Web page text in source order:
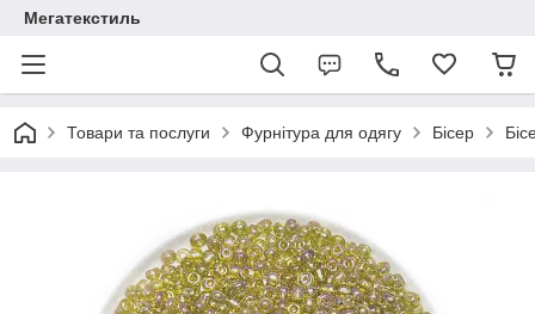
Мегатекстиль
Товари та послуги Фурнітура для одягу Бісер